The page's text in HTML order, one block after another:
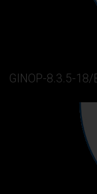
GINOP-8.3.5-18/